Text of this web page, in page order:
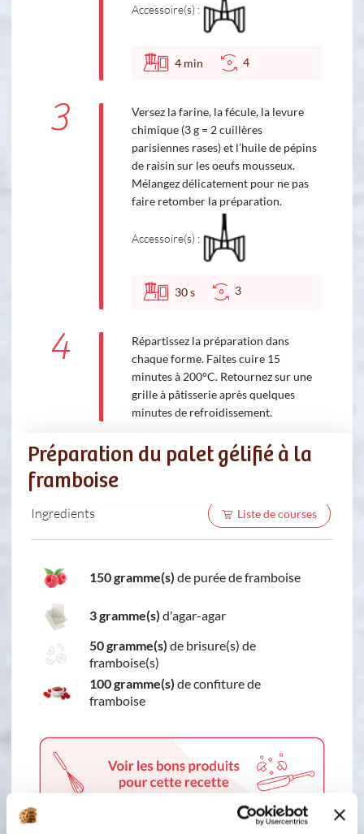
Accessoire(s) :
4 min 4
3
Versez la farine, la fécule, la levure
chimique (3 g = 2 cuillères
parisiennes rases) et l’huile de pépins
de raisin sur les oeufs mousseux.
Mélangez délicatement pour ne pas
faire retomber la préparation.
Accessoire(s) :
30s 3
4
Répartissez la préparation dans
chaque forme. Faites cuire 15
minutes à 200°C. Retournez sur une
grille à pâtisserie après quelques
minutes de refroidissement.
Préparation du palet gélifié à la
framboise
Ingredients Liste de courses
150 gramme(s) de purée de framboise
3 gramme(s) d'agar-agar
50 gramme(s) de brisure(s) de
framboise(s)
100 gramme(s) de confiture de
framboise